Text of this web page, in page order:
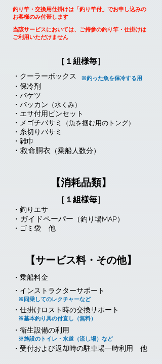
釣り竿・交換用仕掛けは「釣り竿付」でお申し込みの
お客様のみ付帯します
当該サービスにおいては、ご持参の釣り竿・仕掛けは
ご利用いただけません
［１組様毎］
・クーラーボックス ※釣った魚を保冷する用
・保冷剤
・バケツ
・バッカン （水くみ）
・エサ付用ピンセット
・メゴチバサミ
（魚を掴む用のトング）
・糸切りバサミ
・雑巾
・救命胴衣 （乗船人数分）
【消耗品類】
［１組様毎］
・釣りエサ
・ガイドペーパー （釣り場MAP）
・ゴミ袋
​他
【サービス料・その他】
・乗船料金
・インストラクターサポート
※同乗してのレクチャーなど
・仕掛けロスト時の交換サポート
※基本釣り具の付直し（無料）
・衛生設備の利用
※施設のトイレ・水道（流し場）など
・受付および返却時の駐車場一時利用 ​他